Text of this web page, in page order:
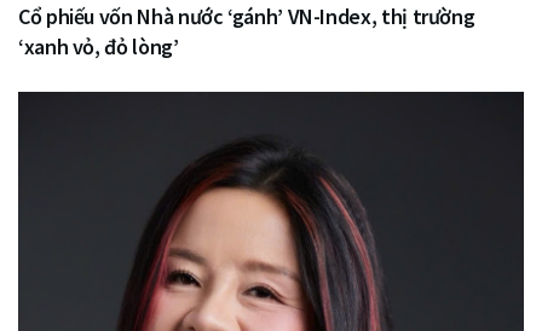
Cổ phiếu vốn Nhà nước ‘gánh’ VN-Index, thị trường
‘xanh vỏ, đỏ lòng’